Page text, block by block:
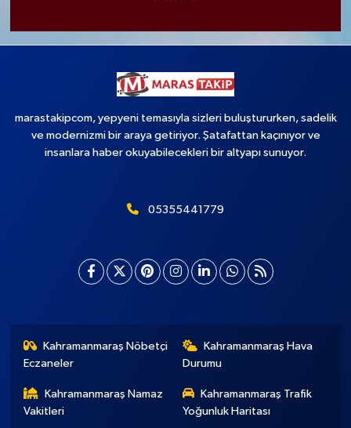
marastakipcom, yepyeni temasıyla sizleri buluştururken, sadelik
ve modernizmi bir araya getiriyor. Şatafattan kaçınıyor ve
insanlara haber okuyabilecekleri bir altyapı sunuyor.
05355441779
Kahramanmaraş Nöbetçi
Eczaneler
Kahramanmaraş Hava
Durumu
Kahramanmaraş Namaz
Vakitleri
Kahramanmaraş Trafik
Yoğunluk Haritası